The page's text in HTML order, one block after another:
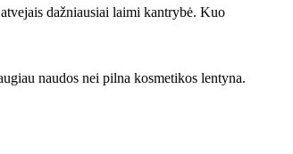
dažniausiai laimi kantrybė. Kuo
naudos nei pilna kosmetikos lentyna.